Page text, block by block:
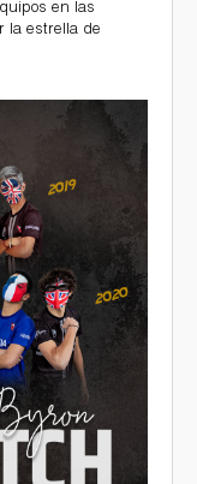
en las
la estrella de